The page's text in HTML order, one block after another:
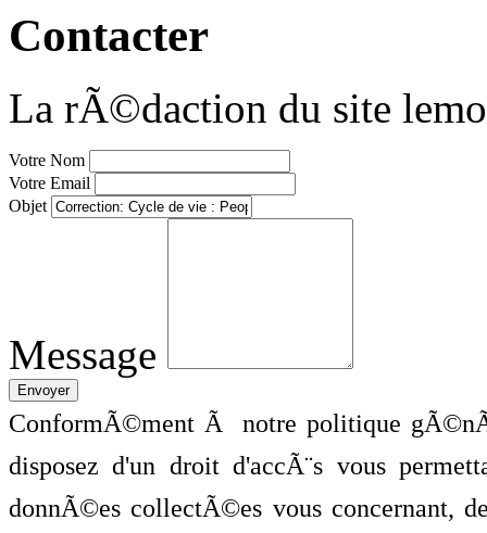
Contacter
La rÃ©daction du site
Votre Nom
Votre Email
Objet
Message
ConformÃ©ment Ã notre politique
disposez d'un droit d'accÃ¨s vous
donnÃ©es collectÃ©es vous concernant,